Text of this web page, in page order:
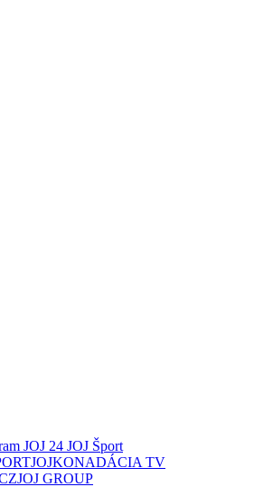
JOJ 24 JOJ Šport
JOJKONADÁCIA TV
JOJ GROUP